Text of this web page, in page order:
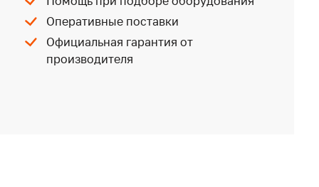
Оперативные поставки
Официальная гарантия от
производителя